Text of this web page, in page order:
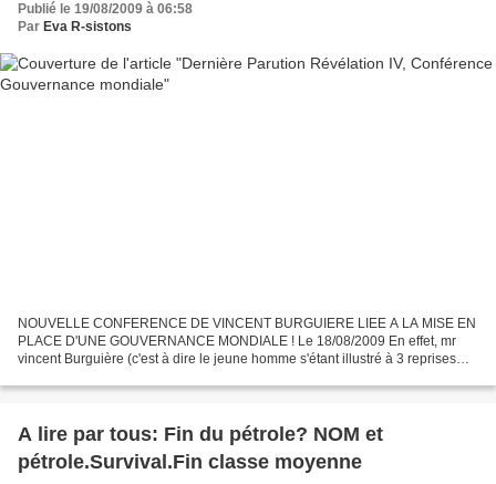
Publié le 19/08/2009 à 06:58
Par Eva R-sistons
NOUVELLE CONFERENCE DE VINCENT BURGUIERE LIEE A LA MISE EN
PLACE D'UNE GOUVERNANCE MONDIALE ! Le 18/08/2009 En effet, mr
vincent Burguière (c'est à dire le jeune homme s'étant illustré à 3 reprises
A lire par tous: Fin du pétrole? NOM et
pétrole.Survival.Fin classe moyenne